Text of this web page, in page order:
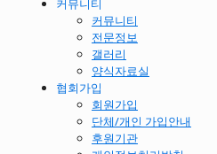
커뮤니티
커뮤니티
전문정보
갤러리
양식자료실
협회가입
회원가입
단체/개인 가입안내
후원기관